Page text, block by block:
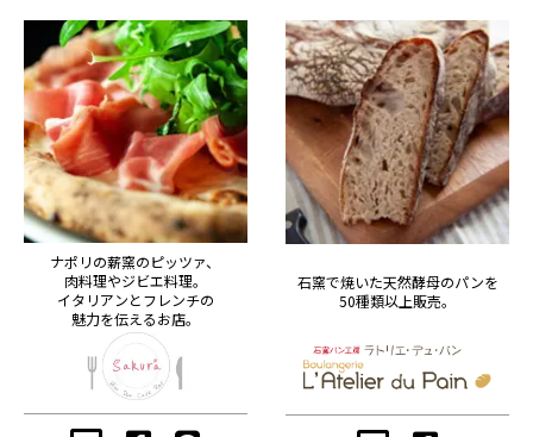
ナポリの薪窯のピッツァ、
肉料理やジビエ料理。
イタリアンとフレンチの
魅力を伝えるお店。
石窯で焼いた天然酵母のパンを
50種類以上販売。